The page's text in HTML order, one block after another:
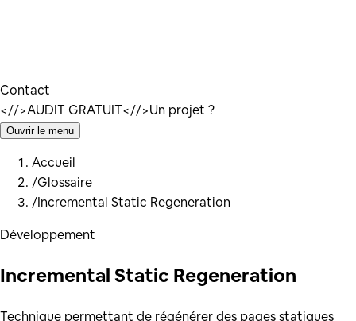
Contact
<//>AUDIT GRATUIT<//>Un projet ?
Ouvrir le menu
Accueil
/Glossaire
/Incremental Static Regeneration
Développement
Incremental Static Regeneration
Technique permettant de régénérer des pages statiques